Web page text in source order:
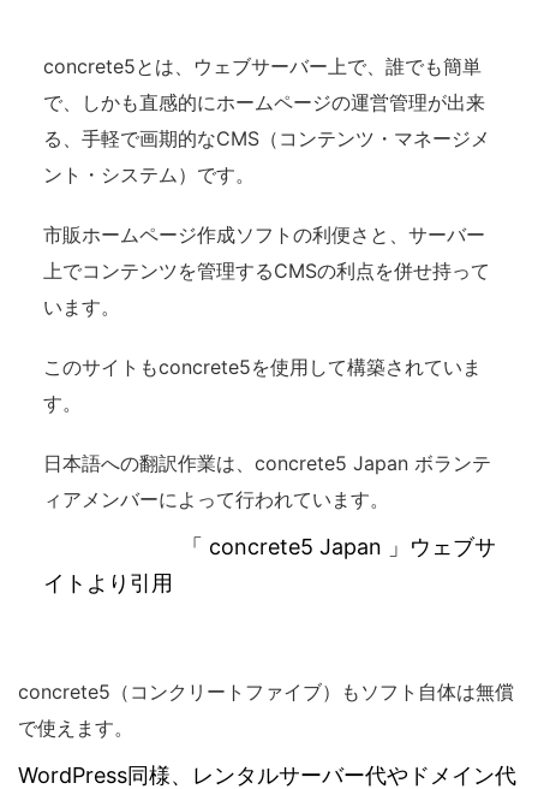
concrete5とは、ウェブサーバー上で、誰でも簡単
で、しかも直感的にホームページの運営管理が出来
る、手軽で画期的なCMS（コンテンツ・マネージメ
ント・システム）です。
市販ホームページ作成ソフトの利便さと、サーバー
上でコンテンツを管理するCMSの利点を併せ持って
います。
このサイトもconcrete5を使用して構築されていま
す。
日本語への翻訳作業は、concrete5 Japan ボランテ
ィアメンバーによって行われています。
「 concrete5 Japan 」ウェブサ
イトより引用
concrete5（コンクリートファイブ）もソフト自体は無償
で使えます。
WordPress同様、レンタルサーバー代やドメイン代